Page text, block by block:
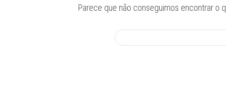
Parece que não conseguimos encontrar o